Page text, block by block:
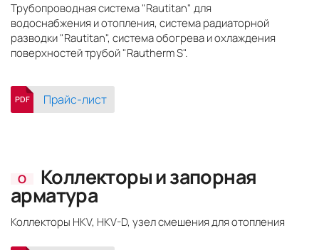
Трубопроводная система "Rautitan" для
водоснабжения и отопления, система радиаторной
разводки "Rautitan", система обогрева и охлаждения
поверхностей трубой "Rautherm S".
PDF Прайс-лист
О Коллекторы и запорная
арматура
Коллекторы HKV, HKV-D, узел смешения для отопления